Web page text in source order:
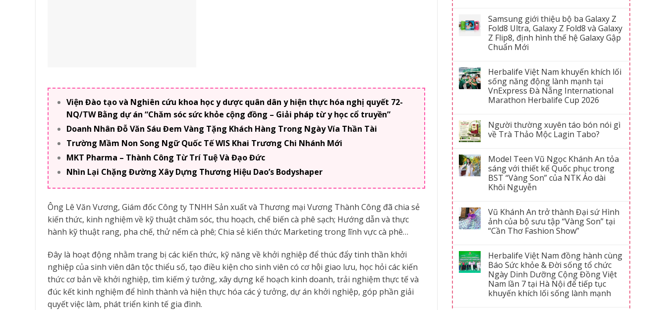
Viện Đào tạo và Nghiên cứu khoa học y dược quân dân y hiện thực hóa nghị quyết 72-
NQ/TW Bằng dự án “Chăm sóc sức khỏe cộng đồng – Giải pháp từ y học cổ truyền”
Doanh Nhân Đỗ Văn Sáu Đem Vàng Tặng Khách Hàng Trong Ngày Vía Thần Tài
Trường Mầm Non Song Ngữ Quốc Tế WIS Khai Trương Chi Nhánh Mới
MKT Pharma – Thành Công Từ Trí Tuệ Và Đạo Đức
Nhìn Lại Chặng Đường Xây Dựng Thương Hiệu Dao’s Bodyshaper
Ông Lê Văn Vương, Giám đốc Công ty TNHH Sản xuất và Thương mại Vương Thành Công đã chia sẻ
kiến thức, kinh nghiệm về kỹ thuật chăm sóc, thu hoạch, chế biến cà phê sạch; Hướng dẫn và thực
hành kỹ thuật rang, pha chế, thử nếm cà phê; Chia sẻ kiến thức Marketing trong lĩnh vực cà phê…
Đây là hoạt động nhằm trang bị các kiến thức, kỹ năng về khởi nghiệp để thúc đẩy tinh thần khởi
nghiệp của sinh viên dân tộc thiểu số, tạo điều kiện cho sinh viên có cơ hội giao lưu, học hỏi các kiến
thức cơ bản về khởi nghiệp, tìm kiếm ý tưởng, xây dựng kế hoạch kinh doanh, trải nghiệm thực tế và
đúc kết kinh nghiệm để hình thành và hiện thực hóa các ý tưởng, dự án khởi nghiệp, góp phần giải
quyết việc làm, phát triển kinh tế gia đình.
Samsung giới thiệu bộ ba Galaxy Z
Fold8 Ultra, Galaxy Z Fold8 và Galaxy
Z Flip8, định hình thế hệ Galaxy Gập
Chuẩn Mới
Herbalife Việt Nam khuyến khích lối
sống năng động lành mạnh tại
VnExpress Đà Nẵng International
Marathon Herbalife Cup 2026
Người thường xuyên táo bón nói gì
về Trà Thảo Mộc Lagin Tabo?
Model Teen Vũ Ngọc Khánh An tỏa
sáng với thiết kế Quốc phục trong
BST “Vàng Son” của NTK Áo dài
Khôi Nguyễn
Vũ Khánh An trở thành Đại sứ Hình
ảnh của bộ sưu tập “Vàng Son” tại
“Cần Thơ Fashion Show”
Herbalife Việt Nam đồng hành cùng
Báo Sức khỏe & Đời sống tổ chức
Ngày Dinh Dưỡng Cộng Đồng Việt
Nam lần 7 tại Hà Nội để tiếp tục
khuyến khích lối sống lành mạnh